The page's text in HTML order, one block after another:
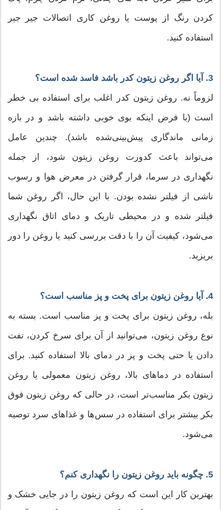
کردن رنگ از پوست یا روغن کاری اتصالات جیر جیر
استفاده کنید.
3. آیا اگر روغن زیتون کدر باشد فاسد شده است؟
لزوماً نه. روغن زیتون کدر اغلب برای استفاده بی خطر
است (با فرض اینکه بوی خوبی داشته باشد و در بازه
زمانی ماندگاری پیش‌بینی‌شده باشد). چندین عامل
می‌تواند باعث کدورت روغن زیتون شود، از جمله
نگهداری در سرما، قرار گرفتن در معرض هوا و رسوب
ناشی از فیلتر نشده بودن. با این حال، اگر روغن شما
فیلتر شده و در محیطی تاریک و دمای اتاق نگهداری
می‌شود، کیفیت آن را با دقت بررسی کنید یا روغن را دور
بریزید.
4. آیا روغن زیتون برای پخت و پز مناسب است؟
بله، روغن زیتون برای پخت و پز مناسب است. بسته به
نوع روغن زیتون، می‌توانید از آن برای سرخ کردن، تفت
دادن یا حتی پخت و پز در دمای بالا استفاده کنید. برای
استفاده در دماهای بالا، روغن زیتون معمولی یا روغن
زیتون بکر مناسب‌تر است، در حالی که روغن زیتون فوق
بکر بیشتر برای استفاده در سس‌ها و غذاهای سرد توصیه
می‌شود.
5. چگونه باید روغن زیتون را نگهداری کنم؟
بهترین کار این است که روغن زیتون را در جایی خشک و